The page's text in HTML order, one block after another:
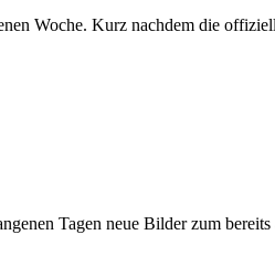
Woche. Kurz nachdem die
Tagen neue Bilder zum